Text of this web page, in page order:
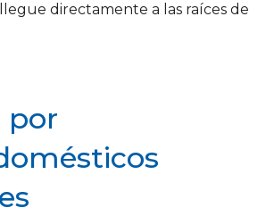
directamente a las raíces de
por